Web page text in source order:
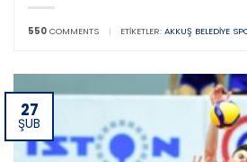
550 COMMENTS | ETIKETLER: AKKUŞ BELEDIYE
27
ŞUB